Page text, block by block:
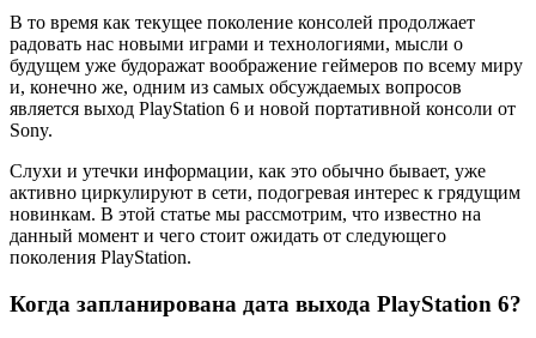
В то время как текущее поколение консолей продолжает
радовать нас новыми играми и технологиями, мысли о
будущем уже будоражат воображение геймеров по всему миру
и, конечно же, одним из самых обсуждаемых вопросов
является выход PlayStation 6 и новой портативной консоли от
Sony.
Слухи и утечки информации, как это обычно бывает, уже
активно циркулируют в сети, подогревая интерес к грядущим
новинкам. В этой статье мы рассмотрим, что известно на
данный момент и чего стоит ожидать от следующего
поколения PlayStation.
Когда запланирована дата выхода PlayStation 6?